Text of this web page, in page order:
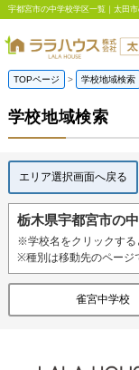
宇都宮市の中学校学区一覧｜太田
TOPページ 学校地域検索
学校地域検索
エリア選択画面へ戻る
栃木県宇都宮市の
※学校名をクリックする
※種別は移動先のページ
雀宮中学校